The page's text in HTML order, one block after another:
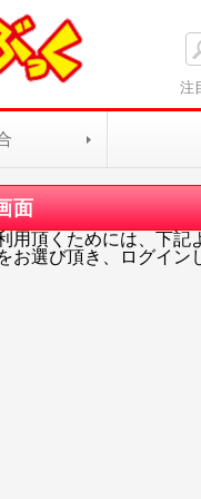
注
面
用頂くためには、下記
お選び頂き、ログイン